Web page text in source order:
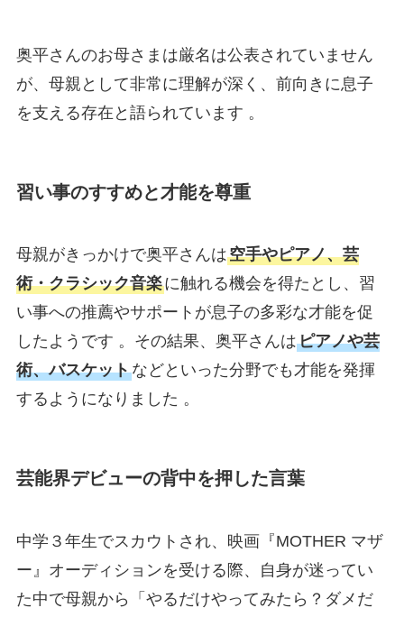
奥平さんのお母さまは厳名は公表されていません
が、母親として非常に理解が深く、前向きに息子
を支える存在と語られています 。
習い事のすすめと才能を尊重
母親がきっかけで奥平さんは空手やピアノ、芸
術・クラシック音楽に触れる機会を得たとし、習
い事への推薦やサポートが息子の多彩な才能を促
したようです 。その結果、奥平さんはピアノや芸
術、バスケットなどといった分野でも才能を発揮
するようになりました 。
芸能界デビューの背中を押した言葉
中学３年生でスカウトされ、映画『MOTHER マザ
ー』オーディションを受ける際、自身が迷ってい
た中で母親から「やるだけやってみたら？ダメだ